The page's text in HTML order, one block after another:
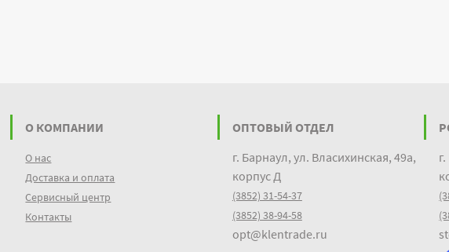
О КОМПАНИИ
О нас
Доставка и оплата
Сервисный центр
Контакты
ОПТОВЫЙ ОТДЕЛ
г. Барнаул, ул. Власихинская, 49а,
корпус Д
(3852) 31-54-37
(3852) 38-94-58
opt@klentrade.ru